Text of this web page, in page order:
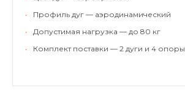
•
Профиль дуг — аэродинамический
•
Допустимая нагрузка — до 80 кг
•
Комплект поставки — 2 дуги и 4 опоры